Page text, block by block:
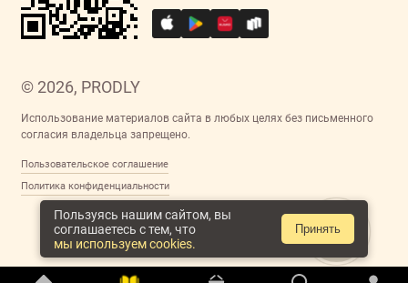
Пользуясь нашим сайтом, вы
соглашаетесь с тем, что
мы используем cookies.
Принять
© 2026, PRODLY
Использование материалов сайта в любых целях без письменного
согласия владельца запрещено.
Пользовательское соглашение
Политика конфиденциальности